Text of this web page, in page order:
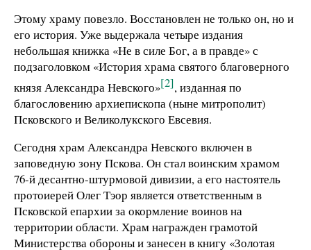
Этому храму повезло. Восстановлен не только он, но и
его история. Уже выдержала четыре издания
небольшая книжка «Не в силе Бог, а в правде» с
подзаголовком «История храма святого благоверного
князя Александра Невского»[2], изданная по
благословению архиепископа (ныне митрополит)
Псковского и Великолукского Евсевия.
Сегодня храм Александра Невского включен в
заповедную зону Пскова. Он стал воинским храмом
76-й десантно-штурмовой дивизии, а его настоятель
протоиерей Олег Тэор является ответственным в
Псковской епархии за окормление воинов на
территории области. Храм награжден грамотой
Министерства обороны и занесен в книгу «Золотая